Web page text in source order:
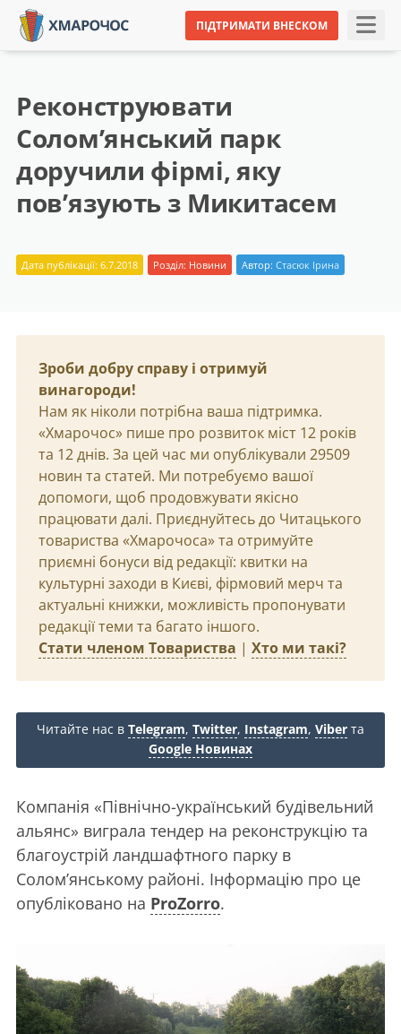
ПІДТРИМАТИ ВНЕСКОМ
Реконструювати
Солом’янський парк
доручили фірмі, яку
пов’язують з Микитасем
Дата публікації: 6.7.2018 Розділ: Новини Автор: Стасюк Ірина
Зроби добру справу і отримуй
винагороди!
Нам як ніколи потрібна ваша підтримка.
«Хмарочос» пише про розвиток міст 12 років
та 12 днів. За цей час ми опублікували 29509
новин та статей. Ми потребуємо вашої
допомоги, щоб продовжувати якісно
працювати далі. Приєднуйтесь до Читацького
товариства «Хмарочоса» та отримуйте
приємні бонуси від редакції: квитки на
культурні заходи в Києві, фірмовий мерч та
актуальні книжки, можливість пропонувати
редакції теми та багато іншого.
Стати членом Товариства | Хто ми такі?
Читайте нас в Telegram, Twitter, Instagram, Viber та
Google Новинах
Компанія «Північно-український будівельний
альянс» виграла тендер на реконструкцію та
благоустрій ландшафтного парку в
Солом’янському районі. Інформацію про це
опубліковано на ProZorro.